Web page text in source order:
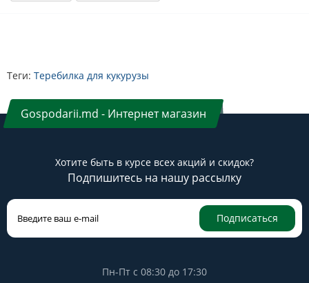
Теги: Теребилка для кукурузы
Gospodarii.md - Интернет магазин
Хотите быть в курсе всех акций и скидок?
Подпишитесь на нашу рассылку
Подписаться
Пн-Пт с 08:30 до 17:30